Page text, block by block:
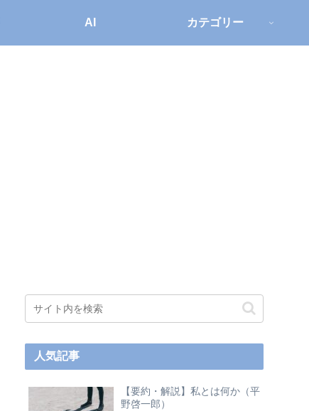
AI カテゴリー
人気記事
【要約・解説】私とは何か（平
野啓一郎）